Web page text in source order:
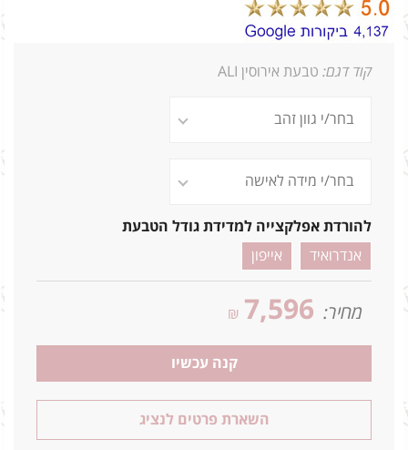
קוד דגם: טבעת אירוסין ALI
להורדת אפלקצייה למדידת גודל הטבעת
אנדרואיד
אייפון
מחיר: 7,596
₪
קנה עכשיו
השארת פרטים לנציג